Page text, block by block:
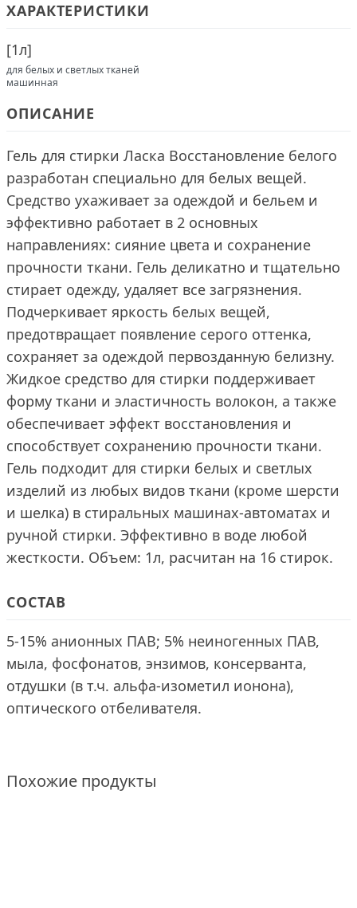
ХАРАКТЕРИСТИКИ
[1л]
для белых и светлых тканей
машинная
ОПИСАНИЕ
Гель для стирки Ласка Восстановление белого
разработан специально для белых вещей.
Средство ухаживает за одеждой и бельем и
эффективно работает в 2 основных
направлениях: сияние цвета и сохранение
прочности ткани. Гель деликатно и тщательно
стирает одежду, удаляет все загрязнения.
Подчеркивает яркость белых вещей,
предотвращает появление серого оттенка,
сохраняет за одеждой первозданную белизну.
Жидкое средство для стирки поддерживает
форму ткани и эластичность волокон, а также
обеспечивает эффект восстановления и
способствует сохранению прочности ткани.
Гель подходит для стирки белых и светлых
изделий из любых видов ткани (кроме шерсти
и шелка) в стиральных машинах-автоматах и
ручной стирки. Эффективно в воде любой
жесткости. Объем: 1л, расчитан на 16 стирок.
СОСТАВ
5-15% анионных ПАВ; 5% неиногенных ПАВ,
мыла, фосфонатов, энзимов, консерванта,
отдушки (в т.ч. альфа-изометил ионона),
оптического отбеливателя.
Похожие продукты